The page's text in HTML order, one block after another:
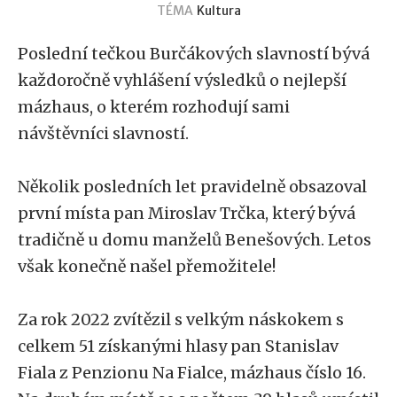
TÉMA Kultura
Poslední tečkou Burčákových slavností bývá
každoročně vyhlášení výsledků o nejlepší
mázhaus, o kterém rozhodují sami
návštěvníci slavností.
Několik posledních let pravidelně obsazoval
první místa pan Miroslav Trčka, který bývá
tradičně u domu manželů Benešových. Letos
však konečně našel přemožitele!
Za rok 2022 zvítězil s velkým náskokem s
celkem 51 získanými hlasy pan Stanislav
Fiala z Penzionu Na Fialce, mázhaus číslo 16.